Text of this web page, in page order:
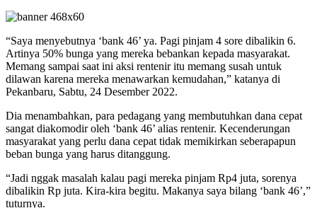
“Saya menyebutnya ‘bank 46’ ya. Pagi pinjam 4 sore dibalikin 6.
Artinya 50% bunga yang mereka bebankan kepada masyarakat.
Memang sampai saat ini aksi rentenir itu memang susah untuk
dilawan karena mereka menawarkan kemudahan,” katanya di
Pekanbaru, Sabtu, 24 Desember 2022.
Dia menambahkan, para pedagang yang membutuhkan dana cepat
sangat diakomodir oleh ‘bank 46’ alias rentenir. Kecenderungan
masyarakat yang perlu dana cepat tidak memikirkan seberapapun
beban bunga yang harus ditanggung.
“Jadi nggak masalah kalau pagi mereka pinjam Rp4 juta, sorenya
dibalikin Rp juta. Kira-kira begitu. Makanya saya bilang ‘bank 46’,”
tuturnya.